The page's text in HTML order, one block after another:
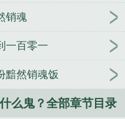
销魂
一百零一
黯然销魂饭
么鬼？全部章节目录